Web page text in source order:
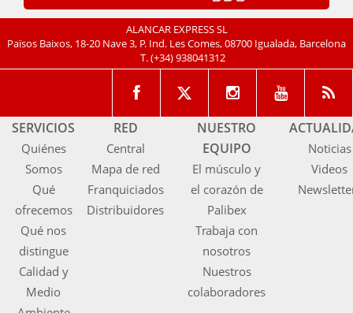
ALANCAR EXPRESS SL
Països Baixos, 18-20 Nave 3, P. Ind. Les Comes, 08700 Igualada, Barcelona
T.(+34) 938041312
SERVICIOS
Quiénes
Somos
Qué
ofrecemos
Qué nos
distingue
Calidad y
Medio
RED
Central
Mapa de red
Franquiciados
Distribuidores
NUESTRO
EQUIPO
El músculo y
el corazón de
Palibex
Trabaja con
nosotros
Nuestros
colaboradores
Noticias
Videos